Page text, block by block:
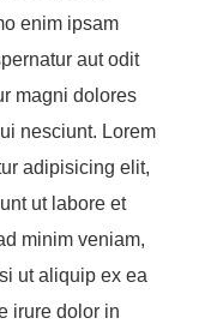
enim ipsam
aut odit
magni dolores
nesciunt. Lorem
adipisicing elit,
ut labore et
minim veniam,
ut aliquip ex ea
irure dolor in